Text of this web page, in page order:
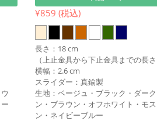
¥859 (税込)
長さ：18 cm
（上止金具から下止金具までの長
横幅：2.6 cm
スライダー：真鍮製
生地：ベージュ・ブラック・ダー
ン・ブラウン・オフホワイト・モ
ン・ネイビーブルー